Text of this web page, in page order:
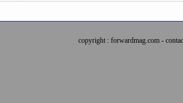
copyright : forwardmag.com -